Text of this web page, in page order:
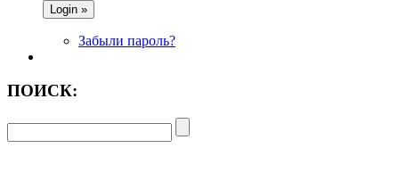
Забыли пароль?
ПОИСК: